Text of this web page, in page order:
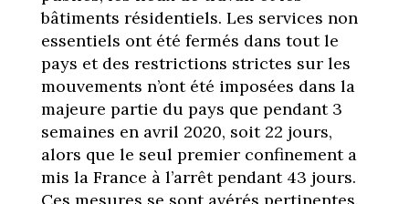
bâtiments résidentiels. Les services non
essentiels ont été fermés dans tout le
pays et des restrictions strictes sur les
mouvements n’ont été imposées dans la
majeure partie du pays que pendant 3
semaines en avril 2020, soit 22 jours,
alors que le seul premier confinement a
mis la France à l’arrêt pendant 43 jours.
Ces mesures se sont avérés pertinentes.